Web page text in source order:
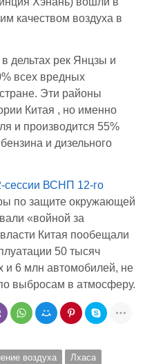
качеством воздуха в
дельтах рек Янцзы и
всех вредных
Эти районы
Китая , но именно
и производится 55%
и дизельного
сессии ВСНП 12-го
по защите окружающей
«войной за
Китая пообещали
50 тысяч
и 6 млн автомобилей, не
выбросам в атмосферу.
воздуха
Лхаса